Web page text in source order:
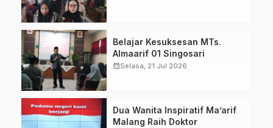
Belajar Kesuksesan MTs.
Almaarif 01 Singosari
calendar_monthSelasa, 21 Jul 2026
Dua Wanita Inspiratif Ma’arif
Malang Raih Doktor